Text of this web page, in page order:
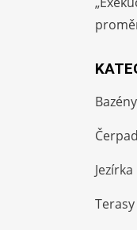
Jezírka
Terasy